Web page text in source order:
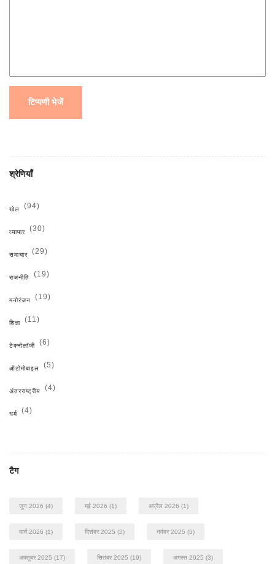
टिप्पणी भेजें
श्रेणियाँ
खेल (94)
व्यापार (30)
समाचार (29)
राजनीति (19)
मनोरंजन (19)
शिक्षा (11)
टेक्नोलॉजी (6)
ऑटोमोबाइल (5)
अंतरराष्ट्रीय (4)
धर्म (4)
टैग
जून 2026 (4) मई 2026 (1) अप्रैल 2026 (1)
मार्च 2026 (1) दिसंबर 2025 (2) नवंबर 2025 (5)
अक्तूबर 2025 (17) सितंबर 2025 (19) अगस्त 2025 (3)